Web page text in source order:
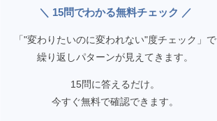
＼ 15問でわかる無料チェック ／
「"変わりたいのに変われない"度チェック」で
繰り返しパターンが見えてきます。
15問に答えるだけ。
今すぐ無料で確認できます。